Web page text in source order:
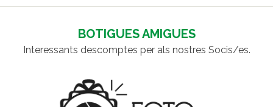
BOTIGUES AMIGUES
Interessants descomptes per als nostres Socis/es.